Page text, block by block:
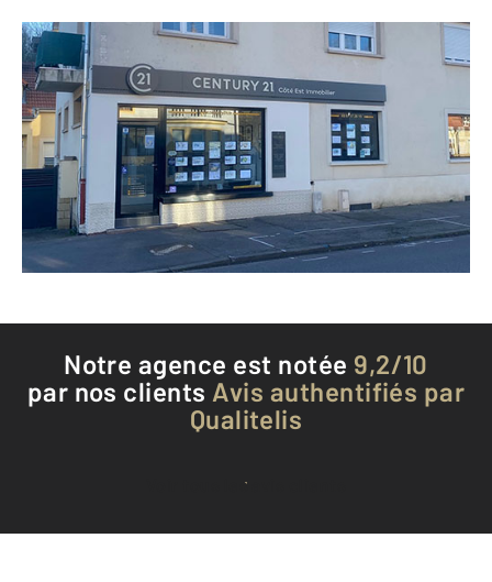
CENTURY 21 Côté Est Immobilier
93 rue François Simon
ST JULIEN LES METZ - 57070
Envoyer un message
Téléphoner à l'agence
Notre agence est notée 9,2/10
par nos clients Avis authentifiés par
Qualitelis
Voir tous les avis clients